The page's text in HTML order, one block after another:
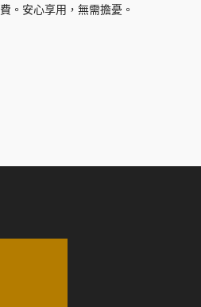
費。安心享用，無需擔憂。